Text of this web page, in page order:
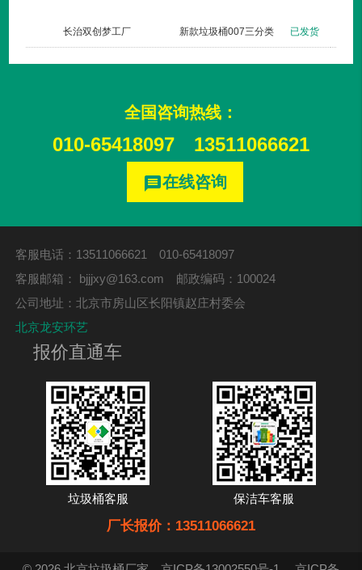
长治双创梦工厂 新款垃圾桶007三分类 已发货
全国咨询热线：
010-65418097 13511066621
message在线咨询
客服电话：13511066621 010-65418097
客服邮箱： bjjjxy@163.com 邮政编码：100024
公司地址：北京市房山区长阳镇赵庄村委会
北京龙安环艺
报价直通车
垃圾桶客服 保洁车客服
厂长报价：13511066621